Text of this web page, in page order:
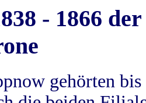
- 1866
gehörten